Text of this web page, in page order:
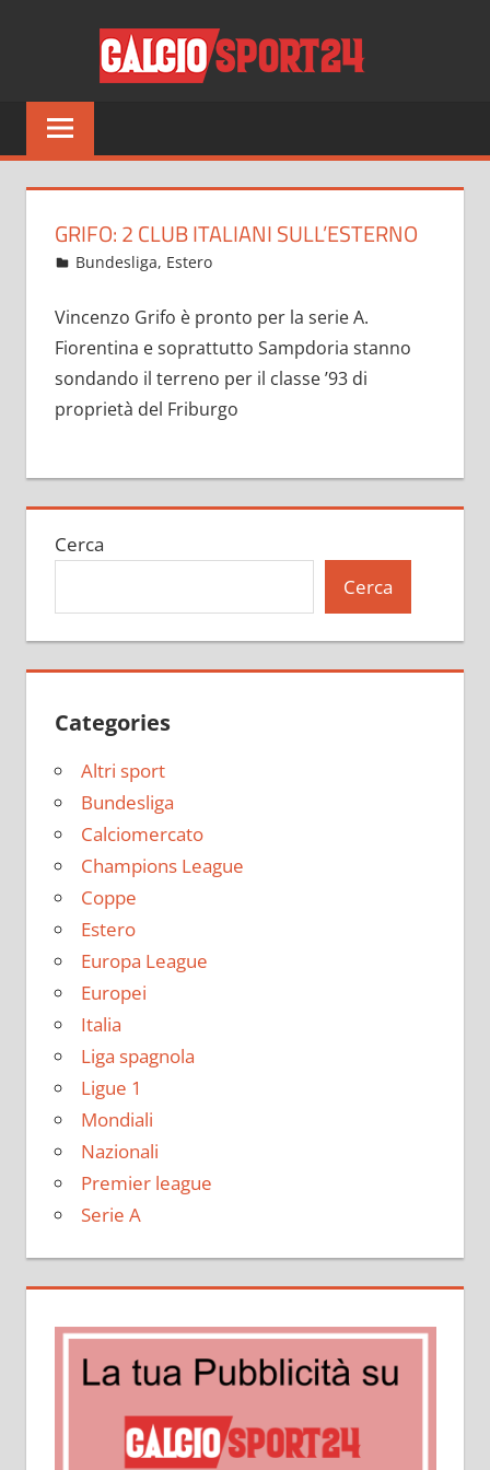
Tutto
sul
del
GRIFO: 2 CLUB ITALIANI SULL’ESTERNO
Giugno 17, 2021
admin
Bundesliga, Estero
Vincenzo Grifo è pronto per la serie A.
Fiorentina e soprattutto Sampdoria stanno
sondando il terreno per il classe ’93 di
proprietà del Friburgo
Cerca
Cerca
Categories
Altri sport
Bundesliga
Calciomercato
Champions League
Coppe
Estero
Europa League
Europei
Italia
Liga spagnola
Ligue 1
Mondiali
Nazionali
Premier league
Serie A